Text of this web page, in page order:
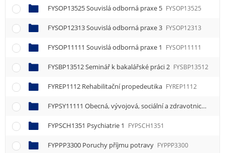
FYSOP13525 Souvislá odborná praxe 5 FYSOP13525
FYSOP12313 Souvislá odborná praxe 3 FYSOP12313
FYSOP11111 Souvislá odborná praxe 1 FYSOP11111
FYSBP13512 Seminář k bakalářské práci 2 FYSBP13512
FYREP1112 Rehabilitační propedeutika FYREP1112
FYPSY11111 Obecná, vývojová, sociální a zdravotnická psychologie 1
FYPSCH1351 Psychiatrie 1 FYPSCH1351
FYPPP3300 Poruchy příjmu potravy FYPPP3300